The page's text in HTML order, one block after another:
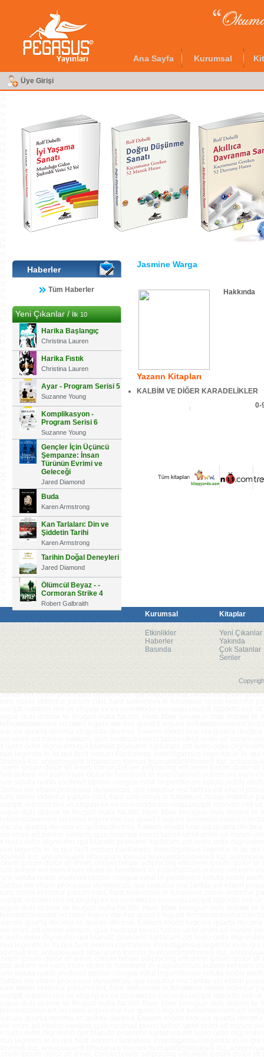
Ana Sayfa Kurumsal
Üye Girişi
Haberler
Tüm Haberler
Yeni Çıkanlar /İlk 10
Harika Başlangıç
Christina Lauren
Harika Fıstık
Christina Lauren
Ayar - Program Serisi 5
Suzanne Young
Komplikasyon -
Program Serisi 6
Suzanne Young
Gençler İçin Üçüncü
Şempanze: İnsan
Türünün Evrimi ve
Geleceği
Jared Diamond
Buda
Karen Armstrong
Kan Tarlaları: Din ve
Şiddetin Tarihi
Karen Armstrong
Tarihin Doğal Deneyleri
Jared Diamond
Ölümcül Beyaz - -
Cormoran Strike 4
Robert Galbraith
Jasmine Warga
Hakkında
Yazarın Kitapları
KALBİM VE DİĞER KARADELİKLER
0-
Kurumsal Kitaplar
Etkinlikler
Haberler
Basında
Yeni Çıkanlar
Yakında
Çok Satanlar
Seriler